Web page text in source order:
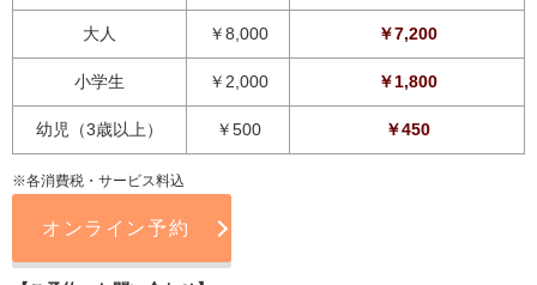
大人 ￥8,000 ￥7,200
小学生 ￥2,000 ￥1,800
幼児（3歳以上） ￥500 ￥450
※各消費税・サービス料込
オンライン予約